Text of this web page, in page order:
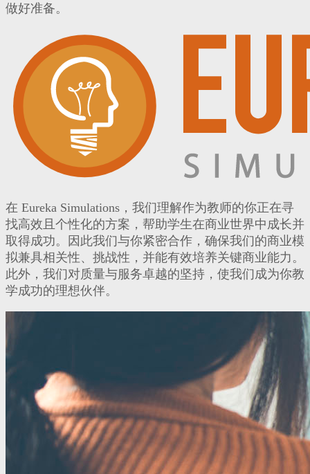
做好准备。
在 Eureka Simulations，我们理解作为教师的你正在寻
找高效且个性化的方案，帮助学生在商业世界中成长并
取得成功。因此我们与你紧密合作，确保我们的商业模
拟兼具相关性、挑战性，并能有效培养关键商业能力。
此外，我们对质量与服务卓越的坚持，使我们成为你教
学成功的理想伙伴。